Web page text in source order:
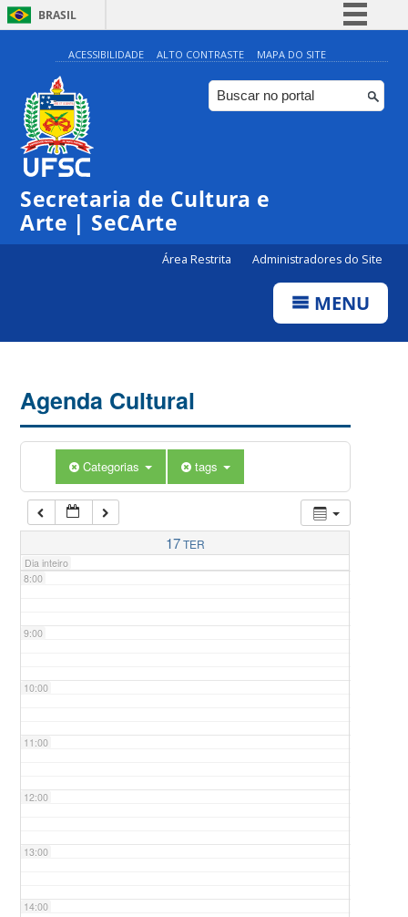
BRASIL
Simplifique!
Comunica BR
Participe
ACESSIBILIDADE ALTO CONTRASTE MAPA DO SITE
Secretaria de Cultura e
Arte | SeCArte
Área Restrita Administradores do Site
MENU
Agenda Cultural
Categorias tags
17TER
Dia inteiro
0:00
1:00
5:00
7:00
8:00
9:00
10:00
11:00
12:00
13:00
14:00